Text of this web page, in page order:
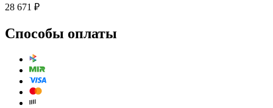
28 671 ₽
Способы оплаты